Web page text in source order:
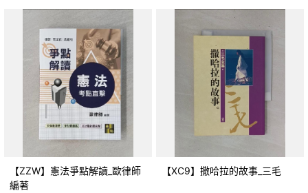
【ZZW】憲法爭點解讀_歐律師
編著
【XC9】撒哈拉的故事_三毛